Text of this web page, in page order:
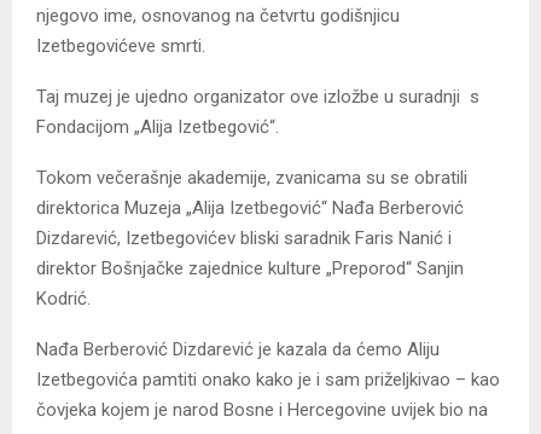
njegovo ime, osnovanog na četvrtu godišnjicu
Izetbegovićeve smrti.
Taj muzej je ujedno organizator ove izložbe u suradnji s
Fondacijom „Alija Izetbegović“.
Tokom večerašnje akademije, zvanicama su se obratili
direktorica Muzeja „Alija Izetbegović“ Nađa Berberović
Dizdarević, Izetbegovićev bliski saradnik Faris Nanić i
direktor Bošnjačke zajednice kulture „Preporod“ Sanjin
Kodrić.
Nađa Berberović Dizdarević je kazala da ćemo Aliju
Izetbegovića pamtiti onako kako je i sam priželjkivao – kao
čovjeka kojem je narod Bosne i Hercegovine uvijek bio na